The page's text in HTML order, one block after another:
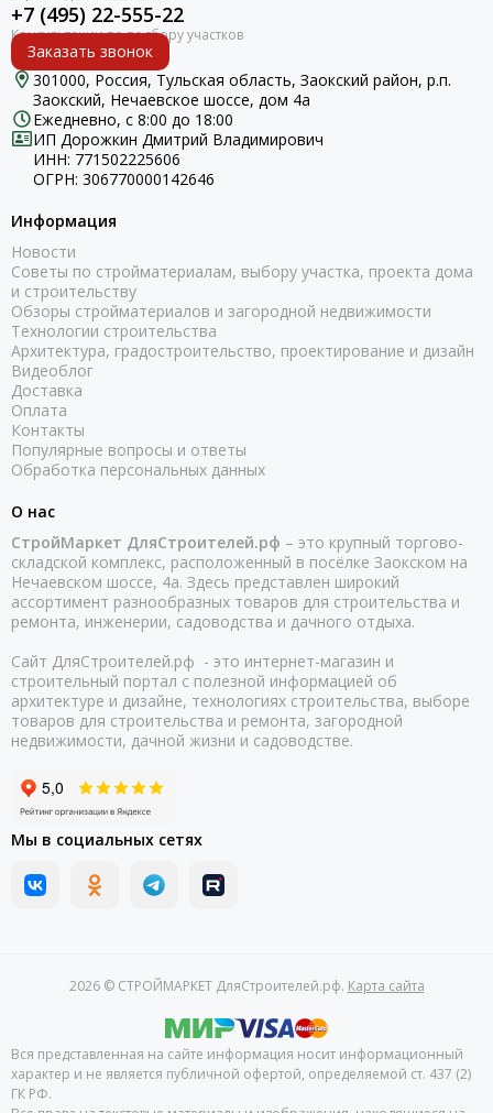
+7 (495) 22-555-22
Заказать звонок
301000, Россия, Тульская область, Заокский район, р.п.
Заокский, Нечаевское шоссе, дом 4а
Ежедневно, с 8:00 до 18:00
ИП Дорожкин Дмитрий Владимирович
ИНН: 771502225606
ОГРН: 306770000142646
Информация
Новости
Советы по стройматериалам, выбору участка, проекта дома
и строительству
Обзоры стройматериалов и загородной недвижимости
Технологии строительства
Архитектура, градостроительство, проектирование и дизайн
Видеоблог
Доставка
Оплата
Контакты
Популярные вопросы и ответы
Обработка персональных данных
О нас
СтройМаркет ДляСтроителей.рф – это крупный торгово-
складской комплекс, расположенный в посёлке Заокском на
Нечаевском шоссе, 4а. Здесь представлен широкий
ассортимент разнообразных товаров для строительства и
ремонта, инженерии, садоводства и дачного отдыха.
Сайт ДляСтроителей.рф - это интернет-магазин и
строительный портал с полезной информацией об
архитектуре и дизайне, технологиях строительства, выборе
товаров для строительства и ремонта, загородной
недвижимости, дачной жизни и садоводстве.
Мы в социальных сетях
2026 © СТРОЙМАРКЕТ ДляСтроителей.рф. Карта сайта
Вся представленная на сайте информация носит информационный
характер и не является публичной офертой, определяемой ст. 437 (2)
ГК РФ.